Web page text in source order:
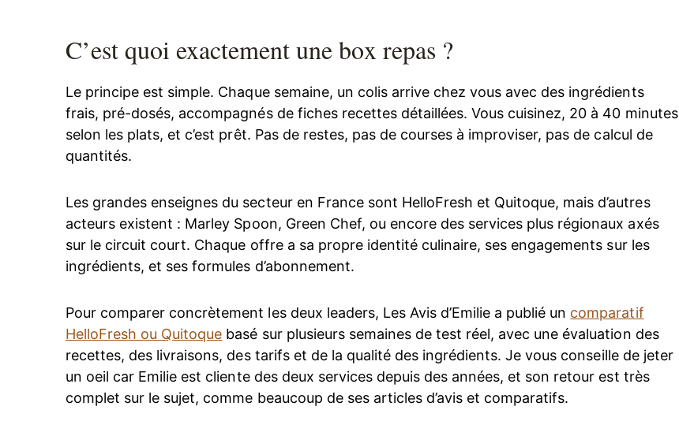
C’est quoi exactement une box repas ?
Le principe est simple. Chaque semaine, un colis arrive chez vous avec des ingrédients
frais, pré-dosés, accompagnés de fiches recettes détaillées. Vous cuisinez, 20 à 40 minutes
selon les plats, et c’est prêt. Pas de restes, pas de courses à improviser, pas de calcul de
quantités.
Les grandes enseignes du secteur en France sont HelloFresh et Quitoque, mais d’autres
acteurs existent : Marley Spoon, Green Chef, ou encore des services plus régionaux axés
sur le circuit court. Chaque offre a sa propre identité culinaire, ses engagements sur les
ingrédients, et ses formules d’abonnement.
Pour comparer concrètement les deux leaders, Les Avis d’Emilie a publié un comparatif
HelloFresh ou Quitoque basé sur plusieurs semaines de test réel, avec une évaluation des
recettes, des livraisons, des tarifs et de la qualité des ingrédients. Je vous conseille de jeter
un oeil car Emilie est cliente des deux services depuis des années, et son retour est très
complet sur le sujet, comme beaucoup de ses articles d’avis et comparatifs.